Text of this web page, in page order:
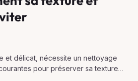
et délicat, nécessite un nettoyage
pour préserver sa texture